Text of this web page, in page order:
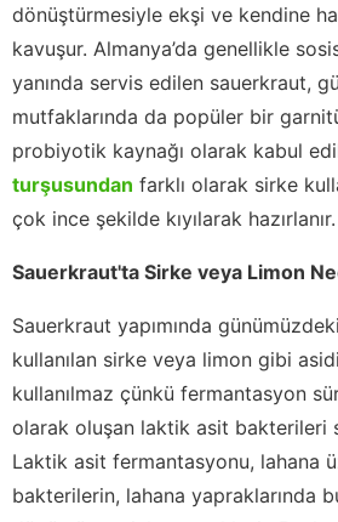
dönüştürmesiyle ekşi ve kendine
kavuşur. Almanya’da genellikle
yanında servis edilen sauerkraut,
mutfaklarında da popüler bir
probiyotik kaynağı olarak kabul
turşusundan farklı olarak sirke
çok ince şekilde kıyılarak hazırlanır.
Sauerkraut'ta Sirke veya Limon
Sauerkraut yapımında günümüzdeki
kullanılan sirke veya limon gibi
kullanılmaz çünkü fermantasyon
olarak oluşan laktik asit bakterileri
Laktik asit fermantasyonu, lahana
bakterilerin, lahana yapraklarında